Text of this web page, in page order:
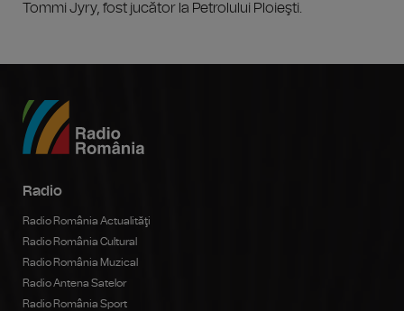
Tommi Jyry, fost jucător la Petrolului Ploieşti.
Radio
Radio România Actualităţi
Radio România Cultural
Radio România Muzical
Radio Antena Satelor
Radio România Sport